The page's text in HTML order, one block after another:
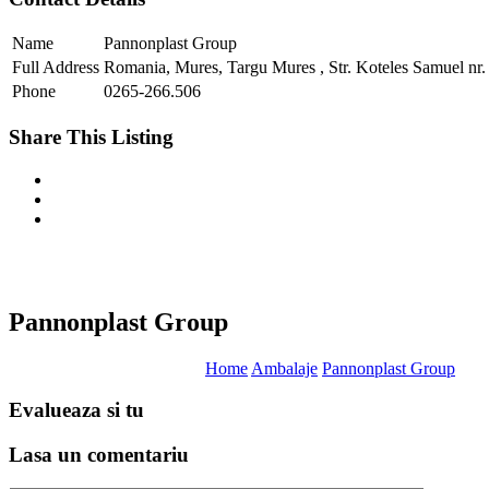
Name
Pannonplast Group
Full Address Romania, Mures, Targu Mures , Str. Koteles Samuel
Phone
0265-266.506
Share This Listing
Pannonplast Group
Home Ambalaje Pannonplast Group
Evalueaza si tu
Lasa un comentariu